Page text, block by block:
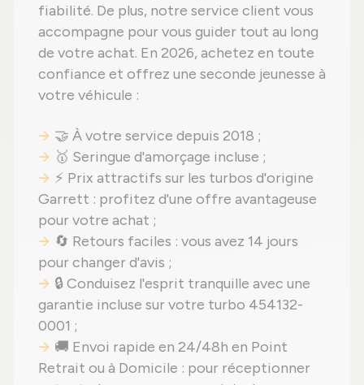
fiabilité. De plus, notre service client vous
accompagne pour vous guider tout au long
de votre achat. En 2026, achetez en toute
confiance et offrez une seconde jeunesse à
votre véhicule :
🤝 À votre service depuis 2018 ;
🥇 Seringue d'amorçage incluse ;
⚡ Prix attractifs sur les turbos d'origine
Garrett : profitez d'une offre avantageuse
pour votre achat ;
🔄 Retours faciles : vous avez 14 jours
pour changer d'avis ;
🔒 Conduisez l'esprit tranquille avec une
garantie incluse sur votre turbo 454132-
0001 ;
🚚 Envoi rapide en 24/48h en Point
Retrait ou à Domicile : pour réceptionner